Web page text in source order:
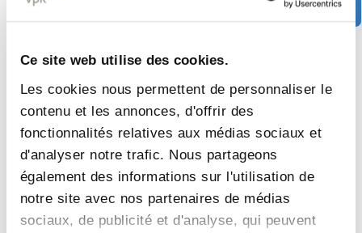
Ce site web utilise des cookies.
Les cookies nous permettent de personnaliser le
contenu et les annonces, d'offrir des
fonctionnalités relatives aux médias sociaux et
d'analyser notre trafic. Nous partageons
également des informations sur l'utilisation de
notre site avec nos partenaires de médias
sociaux, de publicité et d'analyse, qui peuvent
Recherche